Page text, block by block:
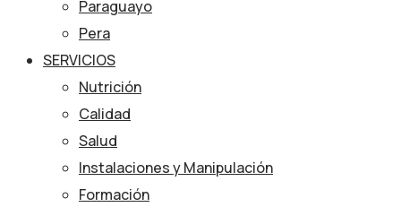
Paraguayo
Pera
SERVICIOS
Nutrición
Calidad
Salud
Instalaciones y Manipulación
Formación